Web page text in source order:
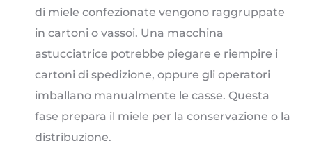
di miele confezionate vengono raggruppate
in cartoni o vassoi. Una macchina
astucciatrice potrebbe piegare e riempire i
cartoni di spedizione, oppure gli operatori
imballano manualmente le casse. Questa
fase prepara il miele per la conservazione o la
distribuzione.